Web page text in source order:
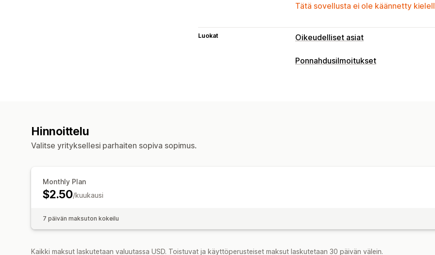
Tätä sovellusta ei ole käännetty
Luokat Oikeudelliset asiat
Ponnahdusilmoitukset
Hinnoittelu
Valitse yrityksellesi parhaiten sopiva sopimus.
Monthly Plan
$2.50/kuukausi
7 päivän maksuton kokeilu
Kaikki maksut laskutetaan valuutassa USD. Toistuvat ja käyttöperusteiset maksut laskutetaan 30 päivän välein.